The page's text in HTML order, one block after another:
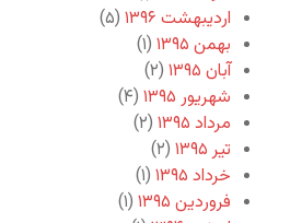
اردیبهشت ۱۳۹۶
(۵)
بهمن ۱۳۹۵
(۱)
آبان ۱۳۹۵
(۲)
شهریور ۱۳۹۵
(۴)
مرداد ۱۳۹۵
(۲)
تیر ۱۳۹۵
(۲)
خرداد ۱۳۹۵
(۱)
فروردین ۱۳۹۵
(۱)